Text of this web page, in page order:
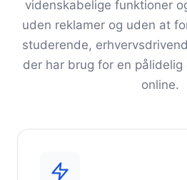
videnskabelige funktioner
uden reklamer og uden at
studerende,
der har brug for en
online.